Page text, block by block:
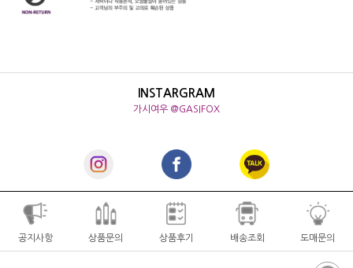
INSTARGRAM
가시여우 @GASIFOX
공지사항 상품문의 상품후기 배송조회 도매문의